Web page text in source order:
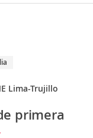
Lima-Trujillo
primera